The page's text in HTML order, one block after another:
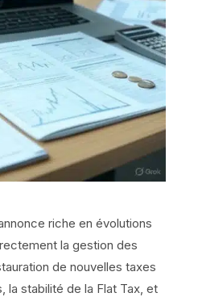
riche en évolutions
la gestion des
de nouvelles taxes
la stabilité de la Flat Tax, et